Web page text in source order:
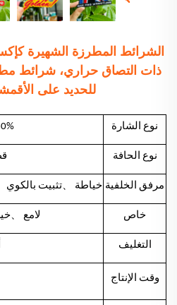
ذات التصاق حراري، شرائط
للحديد على
نوع الشارة
نوع الحافة
مرفق الخلفية خياطة تثبيت بالكوي
خاص لامع
التغليف
وقت الإنتاج